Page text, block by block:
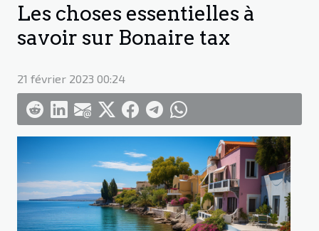
Les choses essentielles à
savoir sur Bonaire tax
21 février 2023 00:24